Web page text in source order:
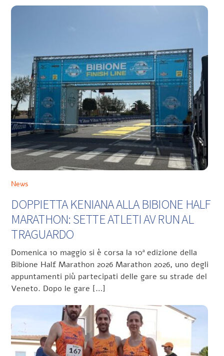
News
DOPPIETTA KENIANA ALLA BIBIONE HALF
MARATHON: SETTE ATLETI AV RUN AL
TRAGUARDO
Domenica 10 maggio si è corsa la 10ª edizione della
Bibione Half Marathon 2026 Marathon 2026, uno degli
appuntamenti più partecipati delle gare su strade del
Veneto. Dopo le gare […]